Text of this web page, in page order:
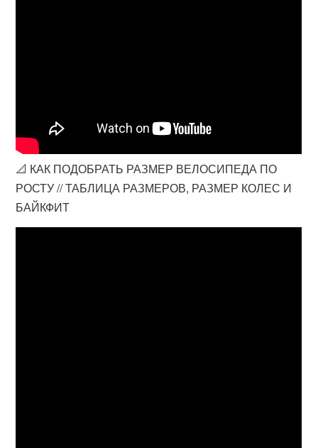
📐 КАК ПОДОБРАТЬ РАЗМЕР ВЕЛОСИПЕДА ПО
РОСТУ // ТАБЛИЦА РАЗМЕРОВ, РАЗМЕР КОЛЕС И
БАЙКФИТ